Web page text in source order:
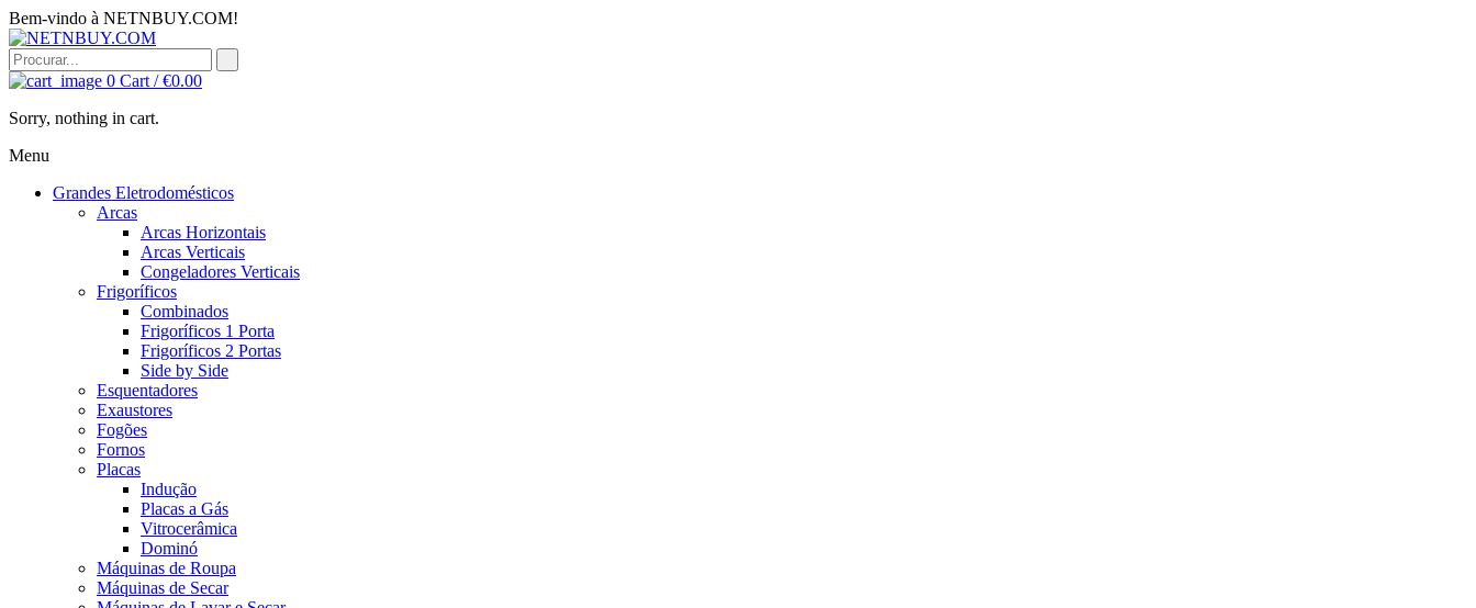
Bem-vindo à NETNBUY.COM!
0 Cart /€0.00
Sorry, nothing in cart.
Menu
Grandes Eletrodomésticos
Arcas
Arcas Horizontais
Arcas Verticais
Congeladores Verticais
Frigoríficos
Combinados
Frigoríficos 1 Porta
Frigoríficos 2 Portas
Side by Side
Esquentadores
Exaustores
Fogões
Fornos
Placas
Indução
Placas a Gás
Vitrocerâmica
Dominó
Máquinas de Roupa
Máquinas de Secar